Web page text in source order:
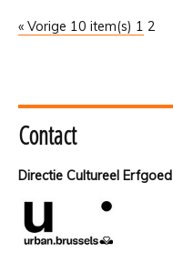
« Vorige 10 item(s) 1 2
Contact
Directie Cultureel Erfgoed